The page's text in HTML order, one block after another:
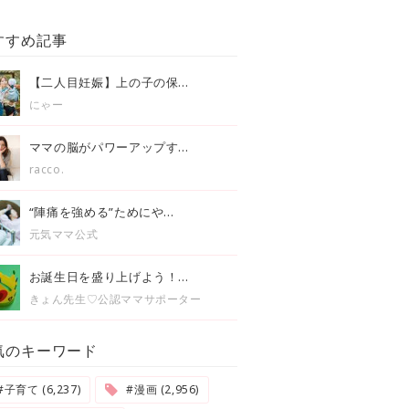
すめ記事
【二人目妊娠】上の子の保...
にゃー
ママの脳がパワーアップす...
racco.
“陣痛を強める”ためにや...
元気ママ公式
お誕生日を盛り上げよう！...
きょん先生♡公認ママサポーター
のキーワード
育て (6,237) #漫画 (2,956)